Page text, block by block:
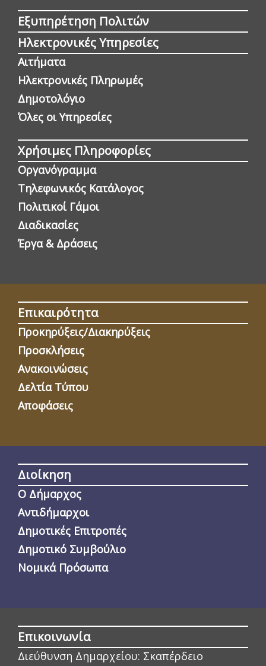
Εξυπηρέτηση Πολιτών
Ηλεκτρονικές Υπηρεσίες
Αιτήματα
Ηλεκτρονικές Πληρωμές
Δημοτολόγιο
Όλες οι Yπηρεσίες
Χρήσιμες Πληροφορίες
Οργανόγραμμα
Τηλεφωνικός Κατάλογος
Πολιτικοί Γάμοι
Διαδικασίες
Έργα & Δράσεις
Επικαιρότητα
Προκηρύξεις/Διακηρύξεις
Προσκλήσεις
Ανακοινώσεις
Δελτία Τύπου
Αποφάσεις
Διοίκηση
Ο Δήμαρχος
Αντιδήμαρχοι
Δημοτικές Επιτροπές
Δημοτικό Συμβούλιο
Νομικά Πρόσωπα
Επικοινωνία
Διεύθυνση Δημαρχείου: Σκαπέρδειο